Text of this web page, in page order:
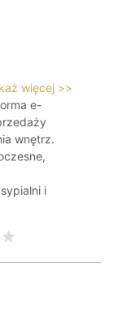
więcej >>
e-
wnętrz.
i